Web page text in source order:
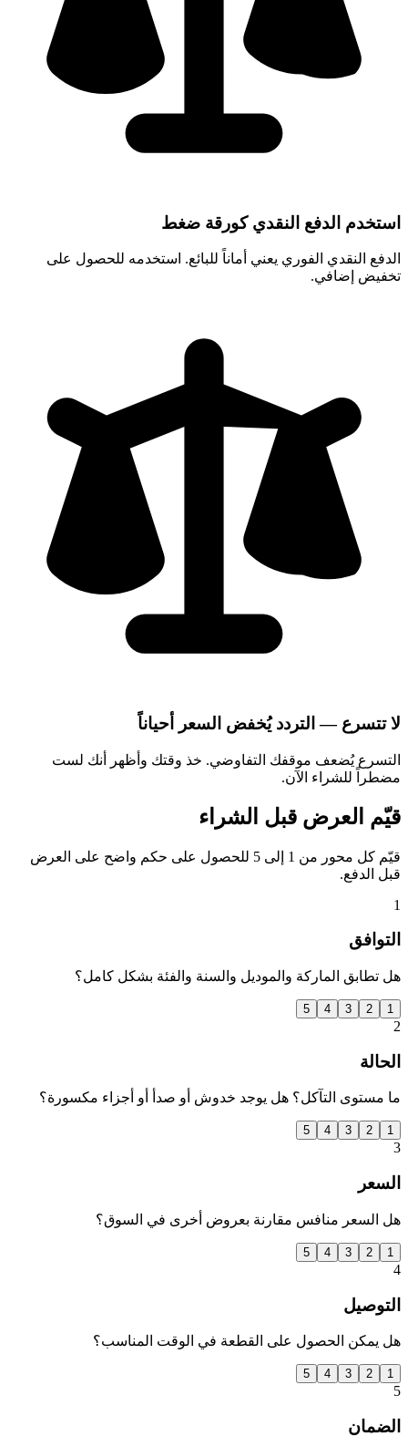
استخدم الدفع النقدي كورقة ضغط
الدفع النقدي الفوري يعني أماناً للبائع. استخدمه للحصول على
تخفيض إضافي.
لا تتسرع — التردد يُخفض السعر أحياناً
التسرع يُضعف موقفك التفاوضي. خذ وقتك وأظهر أنك لست
مضطراً للشراء الآن.
قيّم العرض قبل الشراء
قيّم كل محور من 1 إلى 5 للحصول على حكم واضح على العرض
قبل الدفع.
1
التوافق
هل تطابق الماركة والموديل والسنة والفئة بشكل كامل؟
1
2
3
4
5
2
الحالة
ما مستوى التآكل؟ هل يوجد خدوش أو صدأ أو أجزاء مكسورة؟
1
2
3
4
5
3
السعر
هل السعر منافس مقارنة بعروض أخرى في السوق؟
1
2
3
4
5
4
التوصيل
هل يمكن الحصول على القطعة في الوقت المناسب؟
1
2
3
4
5
5
الضمان